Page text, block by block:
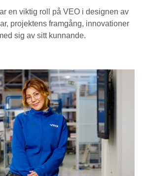
en viktig roll på VEO i designen av
projektens framgång, innovationer
sig av sitt kunnande.